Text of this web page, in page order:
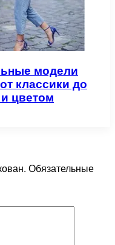
модели
классики до
цветом
Обязательные